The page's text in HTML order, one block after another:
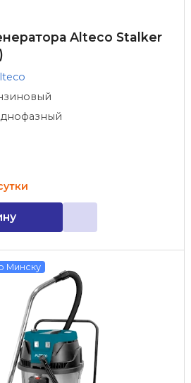
Alteco Stalker
Минску